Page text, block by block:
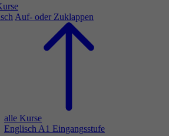
Auf- oder Zuklappen
alle Kurse
Englisch A1 Eingangsstufe